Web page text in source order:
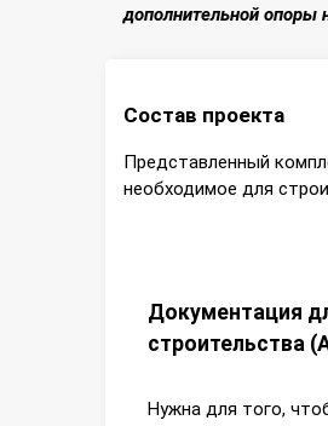
дополнительной опоры
Состав проекта
Представленный
необходимое для
Документация
строительства
Нужна для того,